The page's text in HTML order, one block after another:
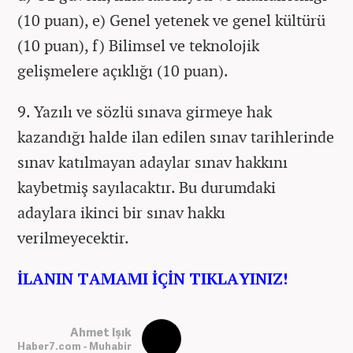
(10 puan), e) Genel yetenek ve genel kültürü
(10 puan), f) Bilimsel ve teknolojik
gelişmelere açıklığı (10 puan).
9. Yazılı ve sözlü sınava girmeye hak
kazandığı halde ilan edilen sınav tarihlerinde
sınav katılmayan adaylar sınav hakkını
kaybetmiş sayılacaktır. Bu durumdaki
adaylara ikinci bir sınav hakkı
verilmeyecektir.
İLANIN TAMAMI İÇİN TIKLAYINIZ!
Ahmet Işık
Haber7.com - Muhabir